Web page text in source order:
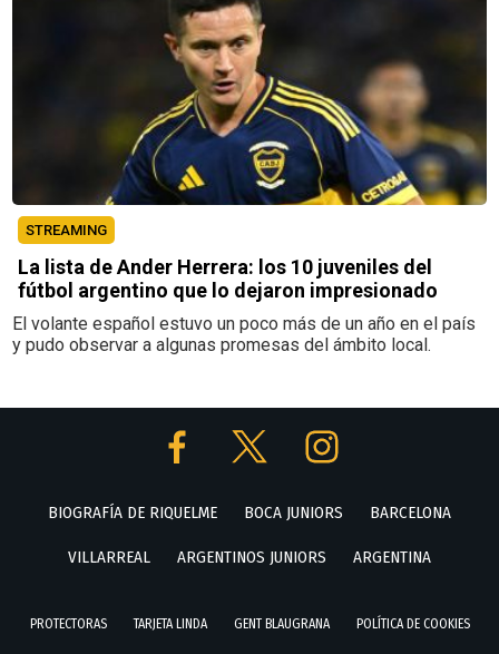
STREAMING
La lista de Ander Herrera: los 10 juveniles del
fútbol argentino que lo dejaron impresionado
El volante español estuvo un poco más de un año en el país
y pudo observar a algunas promesas del ámbito local.
BIOGRAFÍA DE RIQUELME BOCA JUNIORS BARCELONA
VILLARREAL ARGENTINOS JUNIORS ARGENTINA
PROTECTORAS TARJETA LINDA GENT BLAUGRANA POLÍTICA DE COOKIES